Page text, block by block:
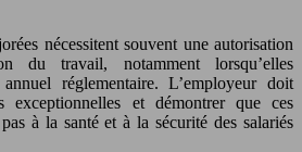
nécessitent souvent une autorisation
du travail, notamment lorsqu’elles
réglementaire. L’employeur doit
exceptionnelles et démontrer que ces
à la santé et à la sécurité des salariés